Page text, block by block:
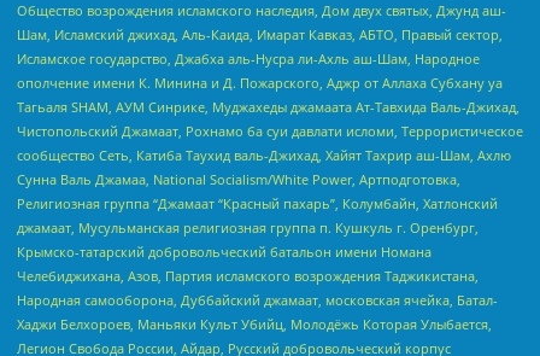
Общество возрождения исламского наследия, Дом двух святых, Джунд аш-
Шам, Исламский джихад, Аль-Каида, Имарат Кавказ, АБТО, Правый сектор,
Исламское государство, Джабха аль-Нусра ли-Ахль аш-Шам, Народное
ополчение имени К. Минина и Д. Пожарского, Аджр от Аллаха Субхану уа
Тагьаля SHAM, АУМ Синрике, Муджахеды джамаата Ат-Тавхида Валь-Джихад,
Чистопольский Джамаат, Рохнамо ба суи давлати исломи, Террористическое
сообщество Сеть, Катиба Таухид валь-Джихад, Хайят Тахрир аш-Шам, Ахлю
Сунна Валь Джамаа, National Socialism/White Power, Артподготовка,
Религиозная группа “Джамаат “Красный пахарь”, Колумбайн, Хатлонский
джамаат, Мусульманская религиозная группа п. Кушкуль г. Оренбург,
Крымско-татарский добровольческий батальон имени Номана
Челебиджихана, Азов, Партия исламского возрождения Таджикистана,
Народная самооборона, Дуббайский джамаат, московская ячейка, Батал-
Хаджи Белхороев, Маньяки Культ Убийц, Молодёжь Которая Улыбается,
Легион Свобода России, Айдар, Русский добровольческий корпус